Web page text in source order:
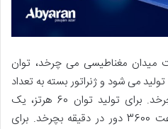
میدان مغناطیسی می چرخد، توان
با فرکانس 50 یا 60 هرتز تولید می شود و ژنراتور بسته به تعداد
قطب ها باید با سرعت ثابتی بچرخد. برای تولید توان 60 هرتز، یک
ماشین دو قطب رتور باید با سرعت 3600 دور در دقیقه بچرخد. برای